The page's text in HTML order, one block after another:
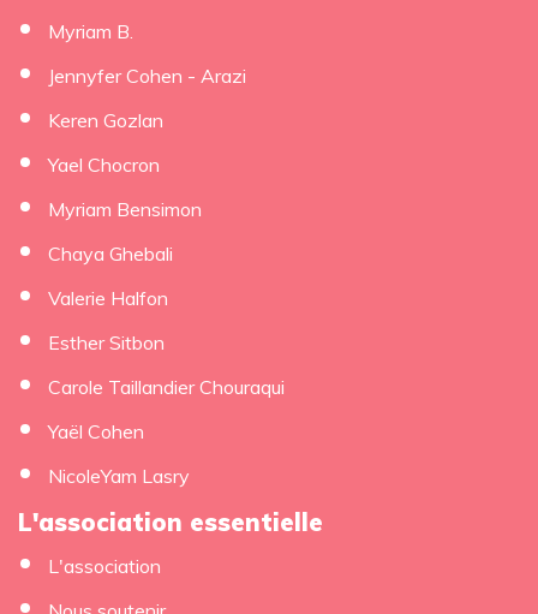
Myriam B.
Jennyfer Cohen - Arazi
Keren Gozlan
Yael Chocron
Myriam Bensimon
Chaya Ghebali
Valerie Halfon
Esther Sitbon
Carole Taillandier Chouraqui
Yaël Cohen
NicoleYam Lasry
L'association essentielle
L'association